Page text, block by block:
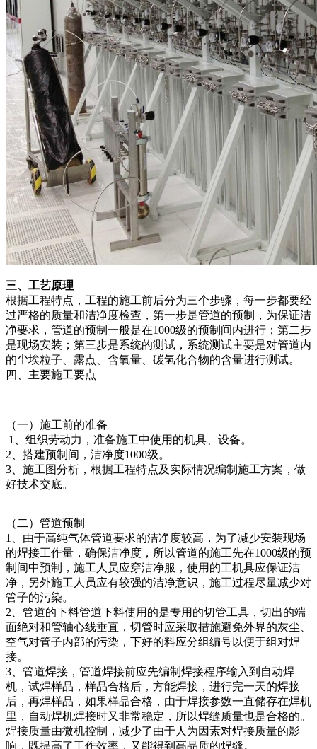
三、工艺原理
根据工程特点，工程的施工前后分为三个步骤，每一步都要经
过严格的质量和洁净度检查，第一步是管道的预制，为保证洁
净要求，管道的预制一般是在1000级的预制间内进行；第二步
是现场安装；第三步是系统的测试，系统测试主要是对管道内
的尘埃粒子、露点、含氧量、碳氢化合物的含量进行测试。
四、主要施工要点
（一）施工前的准备
1、组织劳动力，准备施工中使用的机具、设备。
2、搭建预制间，洁净度1000级。
3、施工图分析，根据工程特点及实际情况编制施工方案，做
好技术交底。
（二）管道预制
1、由于高纯气体管道要求的洁净度较高，为了减少安装现场
的焊接工作量，确保洁净度，所以管道的施工先在1000级的预
制间中预制，施工人员应穿洁净服，使用的工机具应保证洁
净，另外施工人员应有较强的洁净意识，施工过程尽量减少对
管子的污染。
2、管道的下料管道下料使用的是专用的切管工具，切出的端
面绝对和管轴心线垂直，切管时应采取措施避免外界的灰尘、
空气对管子内部的污染，下好的料应分组编号以便于组对焊
接。
3、管道焊接，管道焊接前应先编制焊接程序输入到自动焊
机，试焊样品，样品合格后，方能焊接，进行完一天的焊接
后，再焊样品，如果样品合格，由于焊接参数一直储存在焊机
里，自动焊机焊接时又非常稳定，所以焊缝质量也是合格的。
焊接质量由微机控制，减少了由于人为因素对焊接质量的影
响，既提高了工作效率，又能得到高品质的焊缝。